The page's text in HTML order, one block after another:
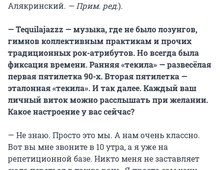
Алякринский. — Прим. ред.).
—Tequilajazzz — музыка, где не было лозунгов,
гимнов коллективным практикам и прочих
традиционных рок-атрибутов. Но всегда была
фиксация времени. Ранняя «текила» — развесёлая
первая пятилетка 90-х. Вторая пятилетка —
эталонная «текила». И так далее. Каждый ваш
личный виток можно расслышать при желании.
Какое настроение у вас сейчас?
— Не знаю. Просто это мы. А нам очень классно.
Вот вы мне звоните в 10 утра, а я уже на
репетиционной базе. Никто меня не заставляет